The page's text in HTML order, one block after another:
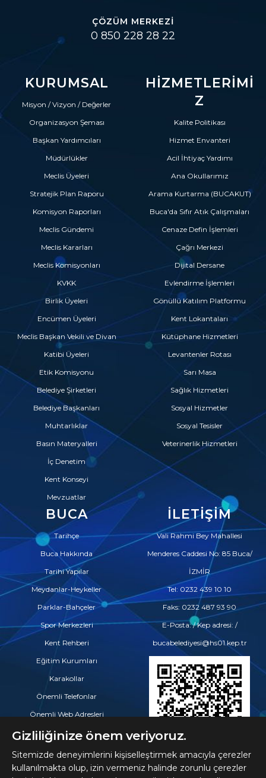
ÇÖZÜM MERKEZI
0 850 228 28 22
KURUMSAL
Misyon / Vizyon / Değerler
Organizasyon Şeması
Başkan Yardımcıları
Müdürlükler
Meclis Üyeleri
Stratejik Plan Raporu
Komisyon Raporları
Meclis Gündemi
Meclis Kararları
Meclis Komisyonları
KVKK
Birlik Üyeleri
Encümen Üyeleri
Meclis Başkan Vekili ve Divan
Katibi Üyeleri
Etik Komisyonu
Belediye Şirketleri
Belediye Başkanları
Muhtarlıklar
Basın Materyalleri
İç Denetim
Kent Konseyi
Mevzuatlar
HIZMETLERIMI
Z
Kalite Politikası
Hizmet Envanteri
Acil İhtiyaç Yardımı
Ana Okullarımız
Arama Kurtarma (BUCAKUT)
Buca'da Sıfır Atık Çalışmaları
Cenaze Defin İşlemleri
Çağrı Merkezi
Dijital Dersane
Evlendirme İşlemleri
Gönüllü Katılım Platformu
Kent Lokantaları
Kütüphane Hizmetleri
Levantenler Rotası
Sarı Masa
Sağlık Hizmetleri
Sosyal Hizmetler
Sosyal Tesisler
Veterinerlik Hizmetleri
BUCA
Tarihçe
Buca Hakkında
Tarihi Yapılar
Meydanlar-Heykeller
Parklar-Bahçeler
Spor Merkezleri
Kent Rehberi
Eğitim Kurumları
Karakollar
Önemli Telefonlar
Önemli Web Adresleri
Eczaneler
Hastaneler ve Tıp Merkezleri
İLETIŞIM
Vali Rahmi Bey Mahallesi
Menderes Caddesi No: 85 Buca/
İZMİR
Tel: 0232 439 10 10
Faks: 0232 487 93 90
E-Posta: / Kep adresi: /
bucabelediyesi@hs01.kep.tr
Gizliliğinize önem veriyoruz.
Sitemizde deneyimlerini kişiselleştirmek amacıyla çerezler
kullanılmakta olup, izin vermeniz halinde zorunlu çerezler